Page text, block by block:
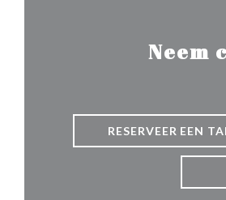
Neem
RESERVEER EEN